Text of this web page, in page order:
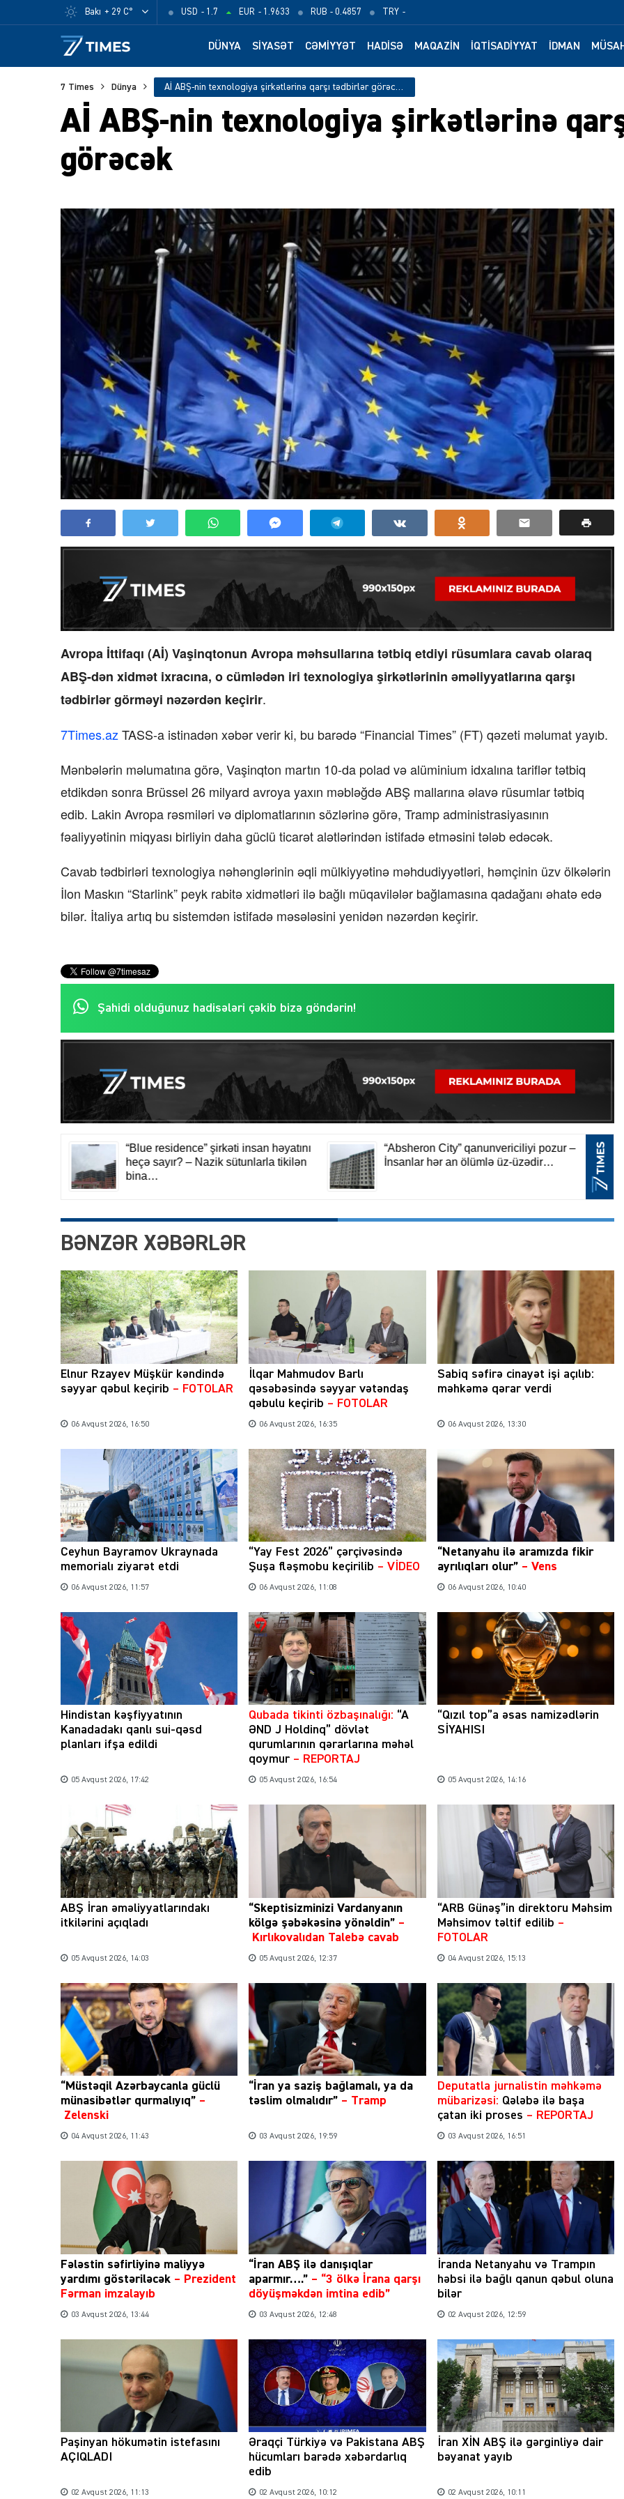
Bakı + 29 C° USD - 1.7 EUR - 1.9633 RUB - 0.4857 TRY -
DÜNYA SIYASƏT CƏMIYYƏT HADISƏ MAQAZIN İQTISADIYYAT İDMAN
7 Times Dünya Aİ ABŞ-nin texnologiya şirkətlərinə qarşı tədbirlər görəcək
Aİ ABŞ-nin texnologiya şirkətlərinə
görəcək
Avropa İttifaqı (Aİ) Vaşinqtonun Avropa məhsullarına tətbiq etdiyi rüsumlara cavab olaraq
ABŞ-dən xidmət ixracına, o cümlədən iri texnologiya şirkətlərinin əməliyyatlarına qarşı
tədbirlər görməyi nəzərdən keçirir.
7Times.az TASS-a istinadən xəbər verir ki, bu barədə “Financial Times” (FT) qəzeti məlumat yayıb.
Mənbələrin məlumatına görə, Vaşinqton martın 10-da polad və alüminium idxalına tariflər tətbiq
etdikdən sonra Brüssel 26 milyard avroya yaxın məbləğdə ABŞ mallarına əlavə rüsumlar tətbiq
edib. Lakin Avropa rəsmiləri və diplomatlarının sözlərinə görə, Tramp administrasiyasının
fəaliyyətinin miqyası birliyin daha güclü ticarət alətlərindən istifadə etməsini tələb edəcək.
Cavab tədbirləri texnologiya nəhənglərinin əqli mülkiyyətinə məhdudiyyətləri, həmçinin üzv ölkələrin
İlon Maskın “Starlink” peyk rabitə xidmətləri ilə bağlı müqavilələr bağlamasına qadağanı əhatə edə
bilər. İtaliya artıq bu sistemdən istifadə məsələsini yenidən nəzərdən keçirir.
Şahidi olduğunuz hadisələri çəkib bizə göndərin!
BƏNZƏR XƏBƏRLƏR
Elnur Rzayev Müşkür kəndində
səyyar qəbul keçirib – FOTOLAR
06 Avqust 2026, 16:50
İlqar Mahmudov Barlı
qəsəbəsində səyyar vətəndaş
qəbulu keçirib – FOTOLAR
06 Avqust 2026, 16:35
Sabiq səfirə cinayət işi açılıb:
məhkəmə qərar verdi
06 Avqust 2026, 13:30
Ceyhun Bayramov Ukraynada
memorialı ziyarət etdi
06 Avqust 2026, 11:57
“Yay Fest 2026” çərçivəsində
Şuşa fləşmobu keçirilib – VİDEO
06 Avqust 2026, 11:08
“Netanyahu ilə aramızda fikir
ayrılıqları olur” – Vens
06 Avqust 2026, 10:40
Hindistan kəşfiyyatının
Kanadadakı qanlı sui-qəsd
planları ifşa edildi
05 Avqust 2026, 17:42
Qubada tikinti özbaşınalığı: “A
ƏND J Holdinq” dövlət
qurumlarının qərarlarına məhəl
qoymur – REPORTAJ
05 Avqust 2026, 16:54
“Qızıl top”a əsas namizədlərin
SİYAHISI
05 Avqust 2026, 14:16
ABŞ İran əməliyyatlarındakı
itkilərini açıqladı
05 Avqust 2026, 14:03
“Skeptisizminizi Vardanyanın
kölgə şəbəkəsinə yönəldin” –
Kırlıkovalıdan Talebə cavab
05 Avqust 2026, 12:37
“ARB Günəş”in direktoru Məhsim
Məhsimov təltif edilib –
FOTOLAR
04 Avqust 2026, 15:13
“Müstəqil Azərbaycanla güclü
münasibətlər qurmalıyıq” –
Zelenski
04 Avqust 2026, 11:43
“İran ya saziş bağlamalı, ya da
təslim olmalıdır” – Tramp
03 Avqust 2026, 19:59
​Deputatla jurnalistin məhkəmə
mübarizəsi: Qələbə ilə başa
çatan iki proses – REPORTAJ
03 Avqust 2026, 16:51
Fələstin səfirliyinə maliyyə
yardımı göstəriləcək – Prezident
Fərman imzalayıb
03 Avqust 2026, 13:44
“İran ABŞ ilə danışıqlar
aparmır….” – “3 ölkə İrana qarşı
döyüşməkdən imtina edib”
03 Avqust 2026, 12:48
İranda Netanyahu və Trampın
həbsi ilə bağlı qanun qəbul oluna
bilər
02 Avqust 2026, 12:59
Paşinyan hökumətin istefasını
AÇIQLADI
02 Avqust 2026, 11:13
Əraqçi Türkiyə və Pakistana ABŞ
hücumları barədə xəbərdarlıq
edib
02 Avqust 2026, 10:12
İran XİN ABŞ ilə gərginliyə dair
bəyanat yayıb
02 Avqust 2026, 10:11
Şəhərsalma ili və qanunsuz tikintilər:
nəzarət mexanizmi haradadır?
01 İyun 2026, 11:28